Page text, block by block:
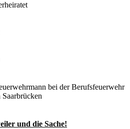
bei der Berufsfeuerwehr
Saarbrücken
und die Sache!